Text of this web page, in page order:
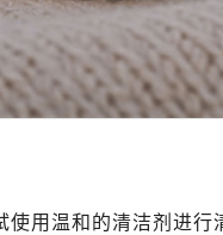
号时代广场（CCMALL
置信广场10层1015室（
号富力中心T2座写字楼
际金融大厦7层G室（需
万科金融中心C座12层
恒隆广场写字楼1座11
使用温和的清洁剂进